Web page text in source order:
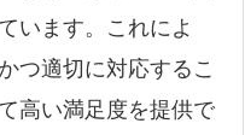
います。これによ
つ適切に対応するこ
高い満足度を提供で